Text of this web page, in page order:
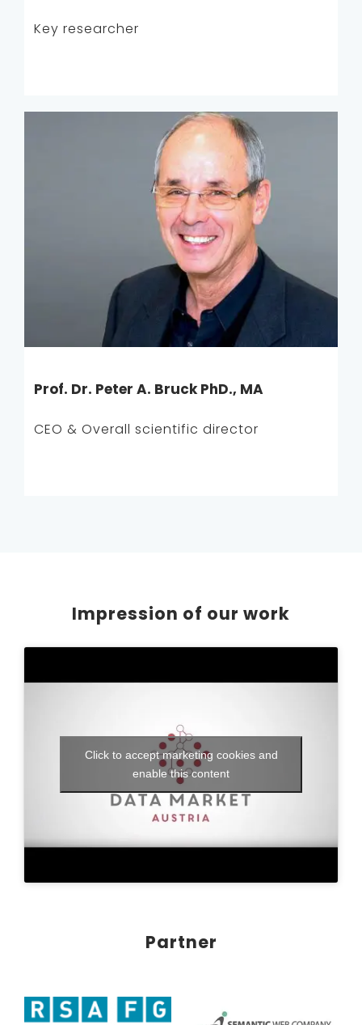
Key researcher
Prof. Dr. Peter A. Bruck PhD., MA
CEO & Overall scientific director
Impression of our work
Click to accept marketing cookies and
enable this content
Partner